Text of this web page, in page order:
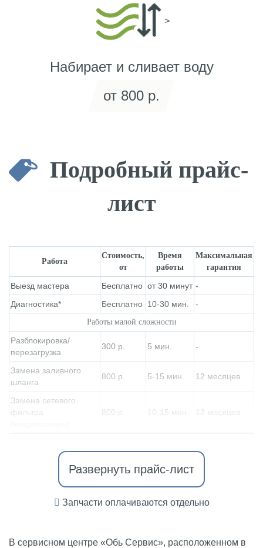
>
Набирает и сливает воду
от 800 р.
Подробный прайс-
лист
Работа
Стоимость,
от
Время
работы
Максимальная
гарантия
Выезд мастера Бесплатно от 30 минут -
Диагностика*
Бесплатно 10-30 мин. -
Работы малой сложности
Разблокировка/
перезагрузка
300 р. 5 мин. -
Замена заливного
шланга
800 р. 5-15 мин. 12 месяцев
Замена сетевого
фильтра
800 р. 10-15 мин. 12 месяцев
Развернуть прайс-лист
Запчасти оплачиваются отдельно
В сервисном центре «Обь Сервис», расположенном в